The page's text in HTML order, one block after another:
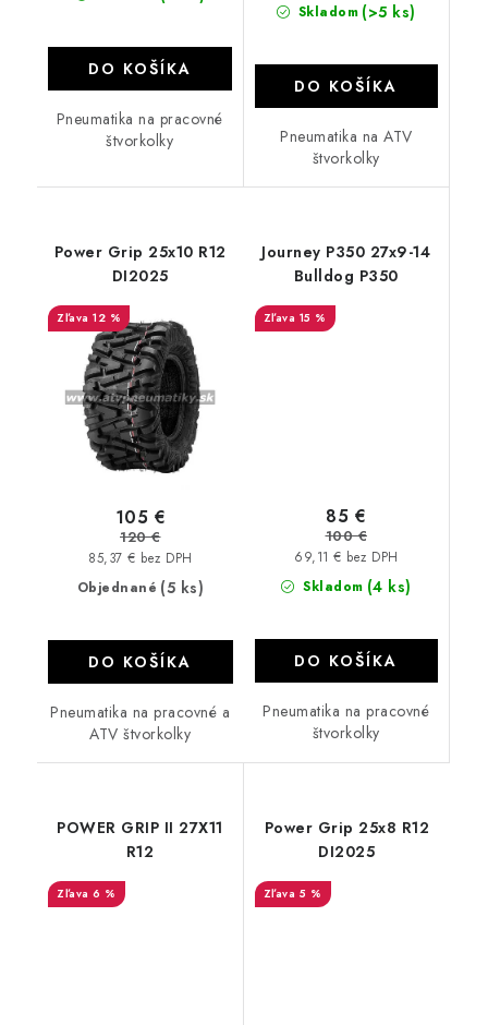
DO KOŠÍKA
Pneumatika na pracovné
štvorkolky
Skladom (>5 ks)
DO KOŠÍKA
Pneumatika na ATV
štvorkolky
Power Grip 25x10 R12
DI2025
12 %
Objednané (5 ks)
85,37 € bez DPH
105 €
120 €
DO KOŠÍKA
Pneumatika na pracovné a
ATV štvorkolky
Journey P350 27x9-14
Bulldog P350
15 %
Skladom (4 ks)
69,11 € bez DPH
85 €
100 €
DO KOŠÍKA
Pneumatika na pracovné
štvorkolky
POWER GRIP II 27X11
R12
6 %
Power Grip 25x8 R12
DI2025
5 %